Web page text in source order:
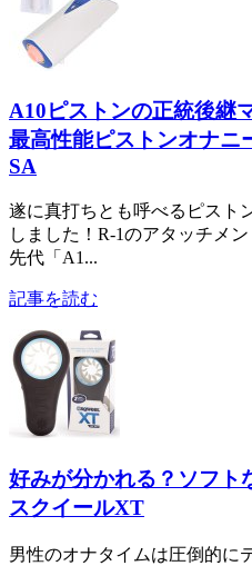
A10ピストンの正統後継
最高性能ピストンオナ
SA
遂に真打ちとも呼べるピスト
しました！R-1のアタッチメ
先代「A1...
記事を読む
好みが分かれる？ソフ
スクイールXT
男性のオナタイムは圧倒的に